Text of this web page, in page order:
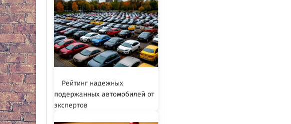
Рейтинг надежных
подержанных автомобилей от
экспертов